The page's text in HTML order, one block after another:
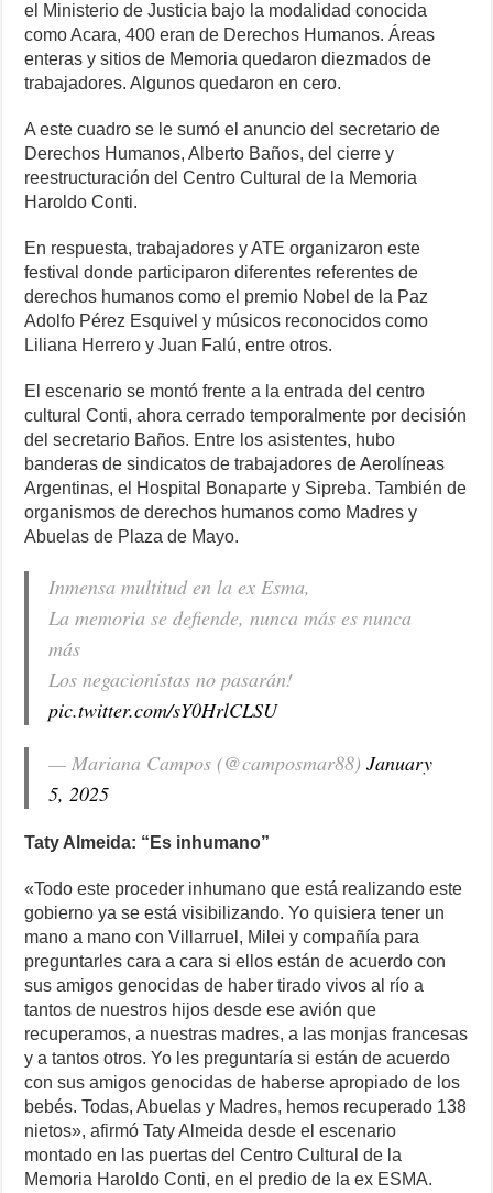
el Ministerio de Justicia bajo la modalidad conocida
como Acara, 400 eran de Derechos Humanos. Áreas
enteras y sitios de Memoria quedaron diezmados de
trabajadores. Algunos quedaron en cero.
A este cuadro se le sumó el anuncio del secretario de
Derechos Humanos, Alberto Baños, del cierre y
reestructuración del Centro Cultural de la Memoria
Haroldo Conti.
En respuesta, trabajadores y ATE organizaron este
festival donde participaron diferentes referentes de
derechos humanos como el premio Nobel de la Paz
Adolfo Pérez Esquivel y músicos reconocidos como
Liliana Herrero y Juan Falú, entre otros.
El escenario se montó frente a la entrada del centro
cultural Conti, ahora cerrado temporalmente por decisión
del secretario Baños. Entre los asistentes, hubo
banderas de sindicatos de trabajadores de Aerolíneas
Argentinas, el Hospital Bonaparte y Sipreba. También de
organismos de derechos humanos como Madres y
Abuelas de Plaza de Mayo.
Inmensa multitud en la ex Esma,
La memoria se defiende, nunca más es nunca
más
Los negacionistas no pasarán!
pic.twitter.com/sY0HrlCLSU
— Mariana Campos (@camposmar88)January
5, 2025
Taty Almeida: “Es inhumano”
«Todo este proceder inhumano que está realizando este
gobierno ya se está visibilizando. Yo quisiera tener un
mano a mano con Villarruel, Milei y compañía para
preguntarles cara a cara si ellos están de acuerdo con
sus amigos genocidas de haber tirado vivos al río a
tantos de nuestros hijos desde ese avión que
recuperamos, a nuestras madres, a las monjas francesas
y a tantos otros. Yo les preguntaría si están de acuerdo
con sus amigos genocidas de haberse apropiado de los
bebés. Todas, Abuelas y Madres, hemos recuperado 138
nietos», afirmó Taty Almeida desde el escenario
montado en las puertas del Centro Cultural de la
Memoria Haroldo Conti, en el predio de la ex ESMA.